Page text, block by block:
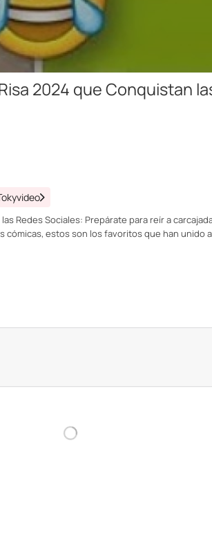
2024 que Conquistan
Redes Sociales: Prepárate para reír a
estos son los favoritos que han unido